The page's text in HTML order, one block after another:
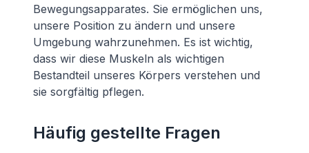
Bewegungsapparates. Sie ermöglichen uns,
unsere Position zu ändern und unsere
Umgebung wahrzunehmen. Es ist wichtig,
dass wir diese Muskeln als wichtigen
Bestandteil unseres Körpers verstehen und
sie sorgfältig pflegen.
Häufig gestellte Fragen